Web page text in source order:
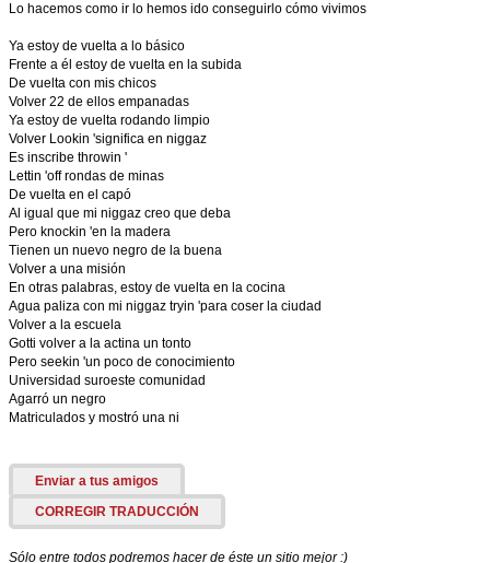
Lo hacemos como ir lo hemos ido conseguirlo cómo vivimos
Ya estoy de vuelta a lo básico
Frente a él estoy de vuelta en la subida
De vuelta con mis chicos
Volver 22 de ellos empanadas
Ya estoy de vuelta rodando limpio
Volver Lookin 'significa en niggaz
Es inscribe throwin '
Lettin 'off rondas de minas
De vuelta en el capó
Al igual que mi niggaz creo que deba
Pero knockin 'en la madera
Tienen un nuevo negro de la buena
Volver a una misión
En otras palabras, estoy de vuelta en la cocina
Agua paliza con mi niggaz tryin 'para coser la ciudad
Volver a la escuela
Gotti volver a la actina un tonto
Pero seekin 'un poco de conocimiento
Universidad suroeste comunidad
Agarró un negro
Matriculados y mostró una ni
Enviar a tus amigos
CORREGIR TRADUCCIÓN
Sólo entre todos podremos hacer de éste un sitio mejor :)